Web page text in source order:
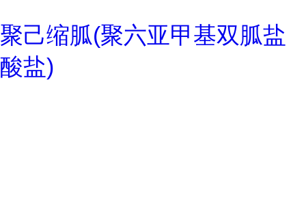
聚己缩胍(聚六亚甲基双胍盐
酸盐)